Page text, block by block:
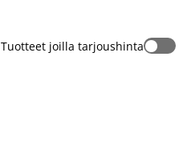
Tuotteet joilla tarjoushinta